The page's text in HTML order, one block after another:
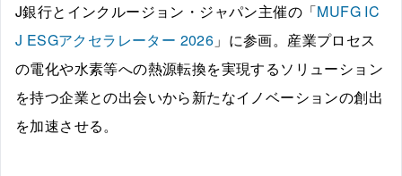
J銀行とインクルージョン・ジャパン主催の「MUFG IC
J ESGアクセラレーター 2026 」に参画。産業プロセス
の電化や水素等への熱源転換を実現するソリューション
を持つ企業との出会いから新たなイノベーションの創出
を加速させる。